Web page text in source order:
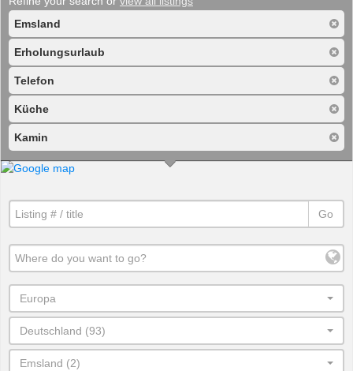
Emsland
Erholungsurlaub
Telefon
Küche
Kamin
Go
Europa
Deutschland (93)
Emsland (2)